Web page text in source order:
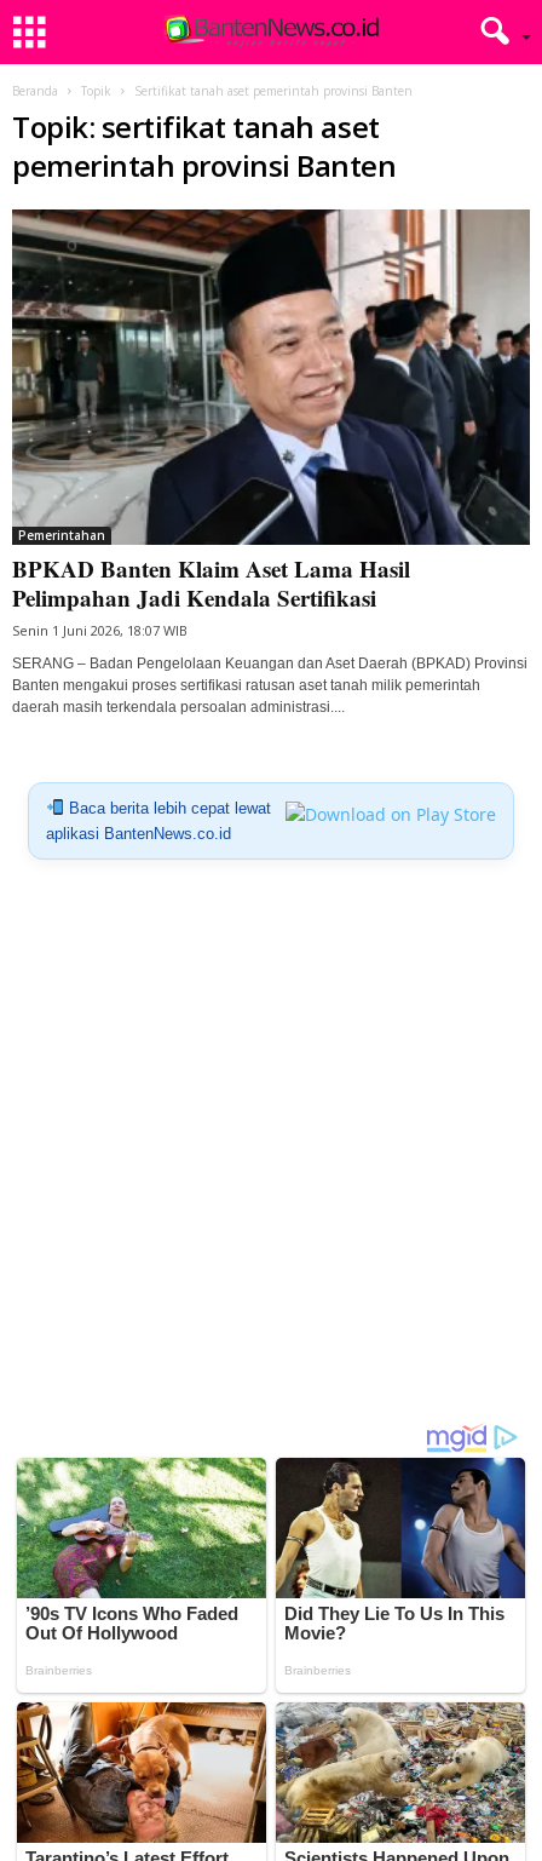
Beranda Topik Sertifikat tanah aset pemerintah provinsi Banten
Topik: sertifikat tanah aset
pemerintah provinsi Banten
Pemerintahan
BPKAD Banten Klaim Aset Lama Hasil
Pelimpahan Jadi Kendala Sertifikasi
Senin 1 Juni 2026, 18:07 WIB
SERANG – Badan Pengelolaan Keuangan dan Aset Daerah (BPKAD) Provinsi
Banten mengakui proses sertifikasi ratusan aset tanah milik pemerintah
daerah masih terkendala persoalan administrasi....
Baca berita lebih cepat lewat
aplikasi BantenNews.co.id